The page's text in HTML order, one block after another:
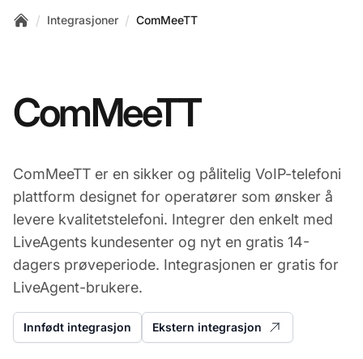
/ Integrasjoner / ComMeeTT
ComMeeTT
ComMeeTT er en sikker og pålitelig VoIP-telefoni
plattform designet for operatører som ønsker å
levere kvalitetstelefoni. Integrer den enkelt med
LiveAgents kundesenter og nyt en gratis 14-
dagers prøveperiode. Integrasjonen er gratis for
LiveAgent-brukere.
Innfødt integrasjon Ekstern integrasjon